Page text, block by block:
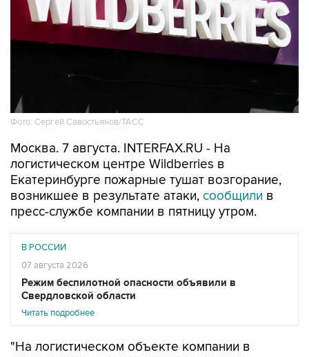
Фото: Сергей Савостьянов/ТАСС
Москва. 7 августа. INTERFAX.RU - На
логистическом центре Wildberries в
Екатеринбурге пожарные тушат возгорание,
возникшее в результате атаки, сообщили в
пресс-службе компании в пятницу утром.
В РОССИИ
07 августа 2026
Режим беспилотной опасности объявили в
Свердловской области
Читать подробнее
"На логистическом объекте компании в